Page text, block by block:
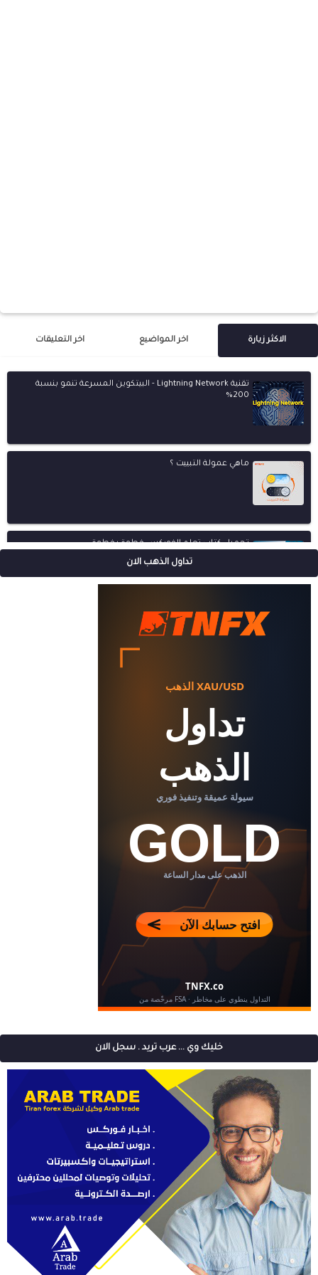
الاكثر زيارة اخر المواضيع اخر التعليقات
تقنية Lightning Network - البيتكوين المسرعة تنمو بنسبة
200%
ماهي عمولة التبييت ؟
تحميل كتاب تعلم الفوركس خطوة بخطوة
تداول الذهب الان
خليك وي ... عرب تريد . سجل الان